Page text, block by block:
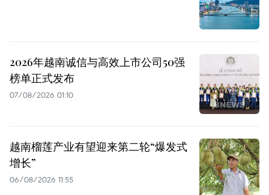
2026年越南诚信与高效上市公司50强
榜单正式发布
07/08/2026 01:10
越南榴莲产业有望迎来第二轮“爆发式
增长”
06/08/2026 11:55